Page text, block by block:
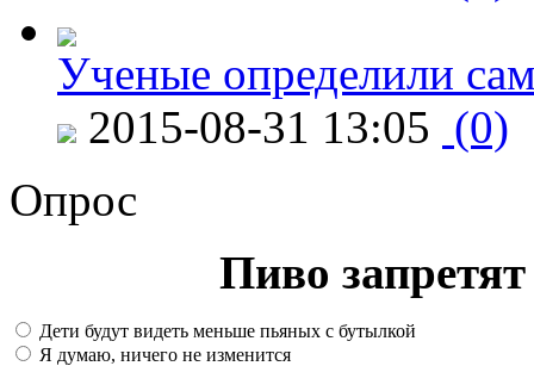
Ученые определили
2015-08-31 13:05 (0)
Опрос
Пиво
Дети будут видеть меньше пьяных с бутылкой
Я думаю, ничего не изменится